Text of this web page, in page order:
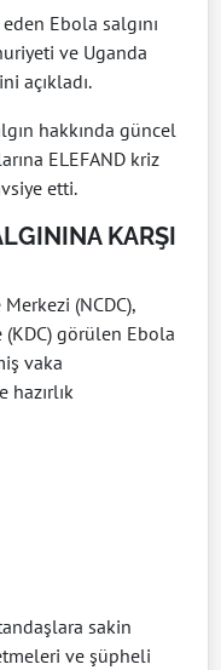
Ebola salgını
ve Uganda
açıkladı.
hakkında güncel
ELEFAND kriz
etti.
KARŞI
(NCDC),
görülen Ebola
vaka
sakin
ve şüpheli